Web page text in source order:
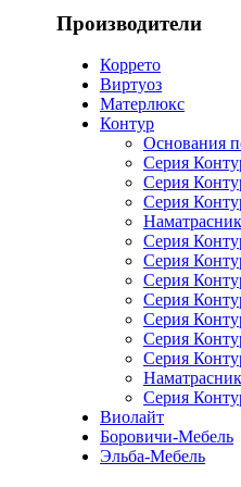
Производители
Коррето
Виртуоз
Матерлюкс
Контур
Основания
Серия
Серия
Серия
Серия
Серия
Серия
Серия
Серия
Серия
Серия
Серия
Виолайт
Боровичи-Мебель
Эльба-Мебель